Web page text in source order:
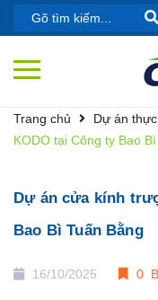
Trang chủ Dự án
KODO tại Công ty Bao
Dự án cửa kính
Bao Bì Tuấn Bằng
16/10/2025 0